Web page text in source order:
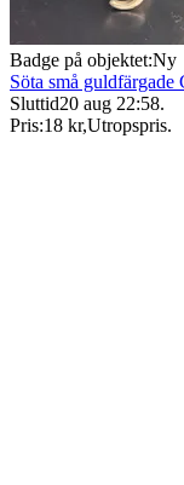
Badge på objektet:Ny
Söta små
Sluttid20 aug 22:58.
Pris:18 kr,Utropspris.